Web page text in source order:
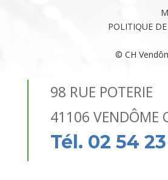
POLITIQUE
© CH
98 RUE POTERIE
41106 VENDÔME
Tél. 02 54